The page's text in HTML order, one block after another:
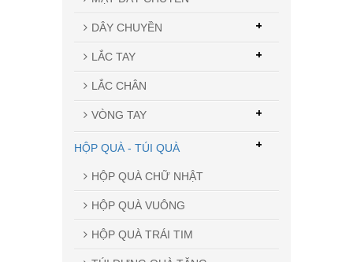
DÂY CHUYỀN +
LẮC TAY +
LẮC CHÂN
VÒNG TAY +
HỘP QUÀ - TÚI QUÀ
HỘP QUÀ CHỮ NHẬT
HỘP QUÀ VUÔNG
HỘP QUÀ TRÁI TIM
+